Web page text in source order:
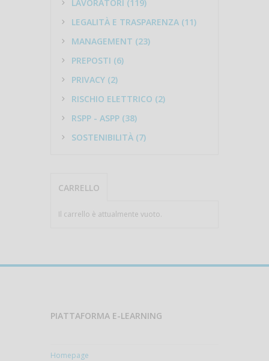
LAVORATORI (119)
LEGALITÀ E TRASPARENZA (11)
MANAGEMENT (23)
PREPOSTI (6)
PRIVACY (2)
RISCHIO ELETTRICO (2)
RSPP - ASPP (38)
SOSTENIBILITÀ (7)
CARRELLO
Il carrello è attualmente vuoto.
PIATTAFORMA E-LEARNING
Homepage